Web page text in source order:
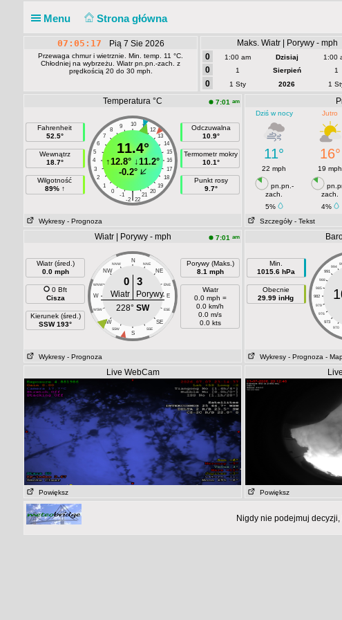
Menu Strona główna
07:05:17 Pią 7 Sie 2026
Przewaga chmur i wietrznie. Min. temp. 11 °C.
Chłodniej na wybrzeżu. Wiatr pn.pn.-zach. z
prędkością 20 do 30 mph.
Maks. Wiatr | Porywy - mph
0
1:00 am Dzisiaj 1:00
0
1 Sierpień 1
0
1 Sty 2026 1
Temperatura °C 7:01 am
Fahrenheit
52.5°
Wewnątrz
18.7°
Wilgotność
89% ↑
10
9 11
8
12
7
13
6
14
5
15
4
16
3
17
2
18
1
19
0
20
-1 21
|
-2 22
11.4°
↑12.8° ↓11.2°
-0.2°
Odczuwalna
10.9°
Termometr mokry
10.1°
Punkt rosy
9.7°
Wykresy - Prognoza
Dziś w nocy
Jutro
11° 16°
22 mph 19 mph
pn.pn.-
zach.
zach.
5%
4%
Szczegóły - Tekst
Wiatr | Porywy - mph 7:01 am
Wiatr (śred.)
0.0 mph
0 Bft
Cisza
Kierunek (śred.)
SSW 193°
N
NNW NNE
NW NE
WNW ENE
W E
WSW ESE
SW SE
SSW SSE
S
0 3
Wiatr
Porywy
228° SW
Porywy (Maks.)
8.1 mph
Wiatr
0.0 mph =
0.0 km/h
0.0 m/s
0.0 kts
Wykresy - Prognoza
Min.
1015.6 hPa
Obecnie
29.99 inHg
994
991
988
985
982
979
976
973
970
Wykresy - Prognoza -
Live WebCam
Powiększ Powiększ
Nigdy nie podejmuj